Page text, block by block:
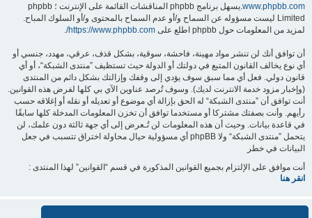
www.phpbb.com
.يسهل برنامج phpbb المناقشات القائمة على الإنترنت ؛ phpbb
Limited ليست مسؤوله عن السماح و/أو عدم السماح بالمحتوى و/أو السلوك المباح.
لمزيد من المعلومات حول phpbb اطلع على
https://www.phpbb.com/
.
أن توافق أنك لن تنشر مواد مهينة، فاحشة، سوقية، بشكل قذف، عرقي، مهدد، جنسي أو
أي نوع يخالف القانون المتبع في دولتك أو الدولة حيث تستظيف ”منتدى الشبكة“، أو أي
قانون دولي. فعل أي مما سبق سوف يؤدي إلى وقفك وإزالتك بشكل دائم من المنتدى
(وإخبار مزود خدمة الانترنت لديك). وسوف تُرصد عناوين الآي بي كلها لفرض هذه القوانين.
أنت توافق أن ”منتدى الشبكة“ له الحق بإزالة أي موضوع أو تعديله أو نقله أو إغلاقه حسب
رأيهم. وأنت بصفتك مشتركا أو مستخدما توافق أن تخزن المعلومات المدخلة كلها سابقًا
في قاعدة بيانات. وحيث أن هذه المعلومات لن تُـعرض إلى أي جهة ثالثة دون علمك، لن
يتحمل ”منتدى الشبكة“ ولا phpBB أي مسؤولية حيال محاولة اختراق تتسبب في جعل
البيانات في خطر
أنت موافق على الإلتزام بجميع القوانين المذكورة في قسم “القوانين” لهذا المنتدى :
انقر هنا